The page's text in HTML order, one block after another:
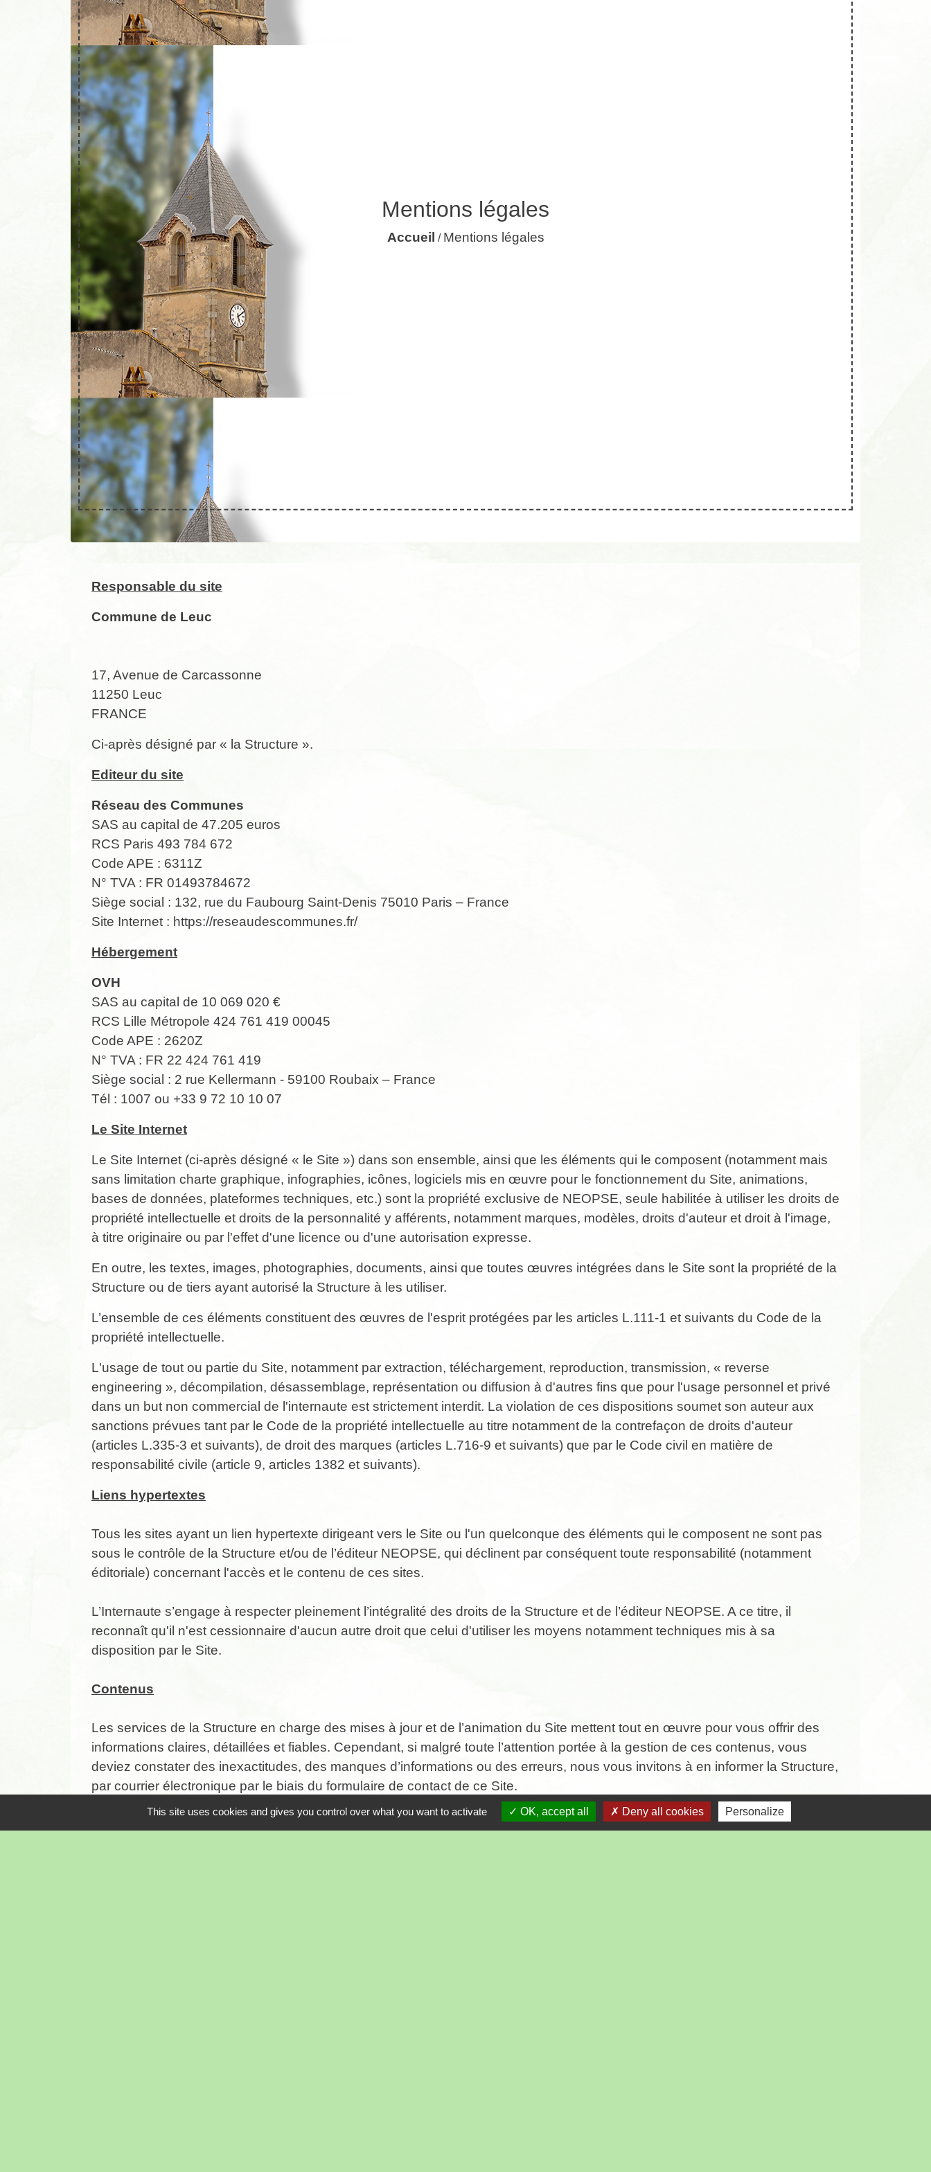
Mentions légales
Accueil / Mentions légales
Responsable du site
Commune de Leuc
17, Avenue de Carcassonne
11250 Leuc
FRANCE
Ci-après désigné par « la Structure ».
Editeur du site
Réseau des Communes
SAS au capital de 47.205 euros
RCS Paris 493 784 672
Code APE : 6311Z
N° TVA : FR 01493784672
Siège social : 132, rue du Faubourg Saint-Denis 75010 Paris – France
Site Internet : https://reseaudescommunes.fr/
Hébergement
OVH
SAS au capital de 10 069 020 €
RCS Lille Métropole 424 761 419 00045
Code APE : 2620Z
N° TVA : FR 22 424 761 419
Siège social : 2 rue Kellermann - 59100 Roubaix – France
Tél : 1007 ou +33 9 72 10 10 07
Le Site Internet
Le Site Internet (ci-après désigné « le Site ») dans son ensemble, ainsi que les éléments qui le composent (notamment mais
sans limitation charte graphique, infographies, icônes, logiciels mis en œuvre pour le fonctionnement du Site, animations,
bases de données, plateformes techniques, etc.) sont la propriété exclusive de NEOPSE, seule habilitée à utiliser les droits de
propriété intellectuelle et droits de la personnalité y afférents, notamment marques, modèles, droits d'auteur et droit à l'image,
à titre originaire ou par l'effet d'une licence ou d'une autorisation expresse.
En outre, les textes, images, photographies, documents, ainsi que toutes œuvres intégrées dans le Site sont la propriété de la
Structure ou de tiers ayant autorisé la Structure à les utiliser.
L’ensemble de ces éléments constituent des œuvres de l'esprit protégées par les articles L.111-1 et suivants du Code de la
propriété intellectuelle.
L'usage de tout ou partie du Site, notamment par extraction, téléchargement, reproduction, transmission, « reverse
engineering », décompilation, désassemblage, représentation ou diffusion à d'autres fins que pour l'usage personnel et privé
dans un but non commercial de l'internaute est strictement interdit. La violation de ces dispositions soumet son auteur aux
sanctions prévues tant par le Code de la propriété intellectuelle au titre notamment de la contrefaçon de droits d'auteur
(articles L.335-3 et suivants), de droit des marques (articles L.716-9 et suivants) que par le Code civil en matière de
responsabilité civile (article 9, articles 1382 et suivants).
Liens hypertextes
Tous les sites ayant un lien hypertexte dirigeant vers le Site ou l'un quelconque des éléments qui le composent ne sont pas
sous le contrôle de la Structure et/ou de l’éditeur NEOPSE, qui déclinent par conséquent toute responsabilité (notamment
éditoriale) concernant l'accès et le contenu de ces sites.
L’Internaute s’engage à respecter pleinement l’intégralité des droits de la Structure et de l’éditeur NEOPSE. A ce titre, il
reconnaît qu'il n'est cessionnaire d'aucun autre droit que celui d'utiliser les moyens notamment techniques mis à sa
disposition par le Site.
Contenus
Les services de la Structure en charge des mises à jour et de l’animation du Site mettent tout en œuvre pour vous offrir des
informations claires, détaillées et fiables. Cependant, si malgré toute l’attention portée à la gestion de ces contenus, vous
deviez constater des inexactitudes, des manques d’informations ou des erreurs, nous vous invitons à en informer la Structure,
par courrier électronique par le biais du formulaire de contact de ce Site.
This site uses cookies and gives you control over what you want to activate OK, accept all Deny all cookies Personalize